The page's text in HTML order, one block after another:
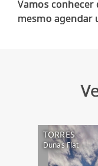
Vamos conhecer
TORRES
Dunas Flat